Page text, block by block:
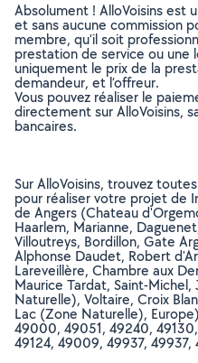
Absolument ! AlloVoisins est
et sans aucune commission
membre, qu’il soit
prestation de service ou une
uniquement le prix de la
demandeur, et l’offreur.
Vous pouvez réaliser le
directement sur AlloVoisins,
bancaires.
Sur AlloVoisins, trouvez
pour réaliser votre projet de
de Angers (Chateau
Haarlem, Marianne,
Villoutreys, Bordillon, Gate
Alphonse Daudet, Robert
Lareveillère, Chambre aux
Maurice Tardat, Saint-
Naturelle), Voltaire, Croix
Lac (Zone Naturelle),
49000, 49051, 49240,
49124, 49009, 49937,